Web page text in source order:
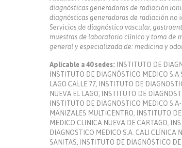
diagnósticas generadoras de radiación
diagnósticas generadoras de radiación no
Servicios de diagnóstico vascular,
muestras de laboratorio clínico y toma de
general y especializada de: medicina y
Aplicable a 40 sedes:
INSTITUTO DE
INSTITUTO DE DIAGNÓSTICO MEDICO
LAGO CALLE 77, INSTITUTO DE
NUEVA EL LAGO, INSTITUTO DE
INSTITUTO DE DIAGNOSTICO MEDICO
MANIZALES MULTICENTRO, INSTITUTO
MEDICO CLINICA NUEVA DE CARTAGO,
DIAGNOSTICO MEDICO S.A. CALI CLÍNICA
SANITAS, INSTITUTO DE DIAGNÓSTICO